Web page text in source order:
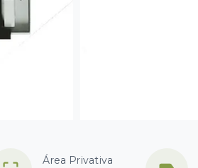
Área Privativa